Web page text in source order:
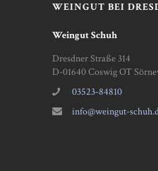
WEINGUT BEI
Weingut Schuh
Dresdner Straße 314
D-01640 Coswig OT
03523-84810
info@weingut-